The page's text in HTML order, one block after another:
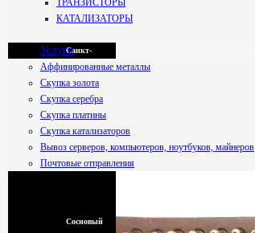
Санкт-
Петербург
Смоленск
Сосновый
КАТАЛИЗАТОРЫ
Услуги
Аффинированные металлы
Скупка золота
Скупка серебра
Скупка платины
Скупка катализаторов
Вывоз серверов, компьютеров, ноутбуков, майнеров
Почтовые отправления